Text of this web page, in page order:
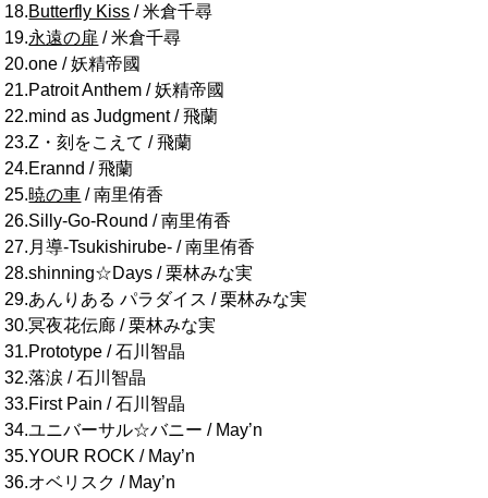
18.Butterfly Kiss / 米倉千尋
19.永遠の扉 / 米倉千尋
20.one / 妖精帝國
21.Patroit Anthem / 妖精帝國
22.mind as Judgment / 飛蘭
23.Z・刻をこえて / 飛蘭
24.Erannd / 飛蘭
25.暁の車 / 南里侑香
26.Silly-Go-Round / 南里侑香
27.月導-Tsukishirube- / 南里侑香
28.shinning☆Days / 栗林みな実
29.あんりある パラダイス / 栗林みな実
30.冥夜花伝廊 / 栗林みな実
31.Prototype / 石川智晶
32.落涙 / 石川智晶
33.First Pain / 石川智晶
34.ユニバーサル☆バニー / May’n
35.YOUR ROCK / May’n
36.オベリスク / May’n